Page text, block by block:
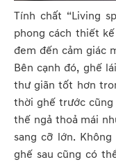
Tính chất “Living
phong cách thiết
đem đến cảm giác
Bên cạnh đó, ghế
thư giãn tốt hơn
thời ghế trước
thế ngả thoả mái
sang cỡ lớn.
ghế sau cũng có